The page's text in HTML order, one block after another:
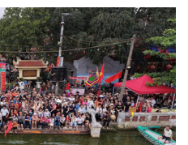
của UBND Thành phố Hà Nội,
hoạt động trong tháng
Việt Nam” năm 2026 trên